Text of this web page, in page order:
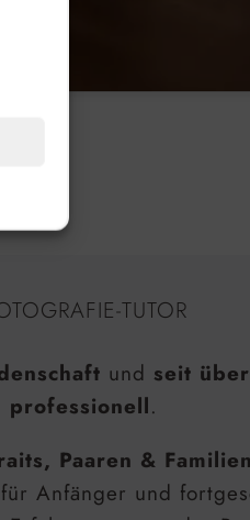
TUTOR
und seit
professionell.
Paaren &
Anfänger und